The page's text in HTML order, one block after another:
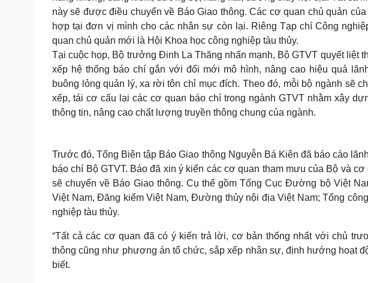
này sẽ được điều chuyển về Báo Giao thông. Các cơ quan chủ quản
hợp tại đơn vị mình cho các nhân sự còn lại. Riêng Tạp chí Công
quan chủ quản mới là Hội Khoa học công nghiệp tàu thủy.
Tại cuộc họp, Bộ trưởng Đinh La Thăng nhấn mạnh, Bộ GTVT quyết liệt
xếp hệ thống báo chí gắn với đổi mới mô hình, nâng cao hiệu quả
buông lỏng quản lý, xa rời tôn chỉ mục đích. Theo đó, mỗi bộ ngành sẽ
xếp, tái cơ cấu lại các cơ quan báo chí trong ngành GTVT nhằm xây
thông tin, nâng cao chất lượng truyền thông chung của ngành.
Trước đó, Tổng Biên tập Báo Giao thông Nguyễn Bá Kiên đã báo cáo
báo chí Bộ GTVT. Báo đã xin ý kiến các cơ quan tham mưu của Bộ và
sẽ chuyển về Báo Giao thông. Cụ thể gồm Tổng Cục Đường bộ Việt
Việt Nam, Đăng kiểm Việt Nam, Đường thủy nội địa Việt Nam; Tổng
nghiệp tàu thủy.
“Tất cả các cơ quan đã có ý kiến trả lời, cơ bản thống nhất với chủ
thông cũng như phương án tổ chức, sắp xếp nhân sự, định hướng hoạt
biết.